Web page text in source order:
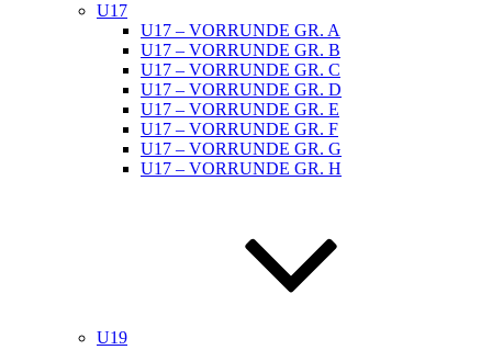
U17
U17 – VORRUNDE GR. A
U17 – VORRUNDE GR. B
U17 – VORRUNDE GR. C
U17 – VORRUNDE GR. D
U17 – VORRUNDE GR. E
U17 – VORRUNDE GR. F
U17 – VORRUNDE GR. G
U17 – VORRUNDE GR. H
U19